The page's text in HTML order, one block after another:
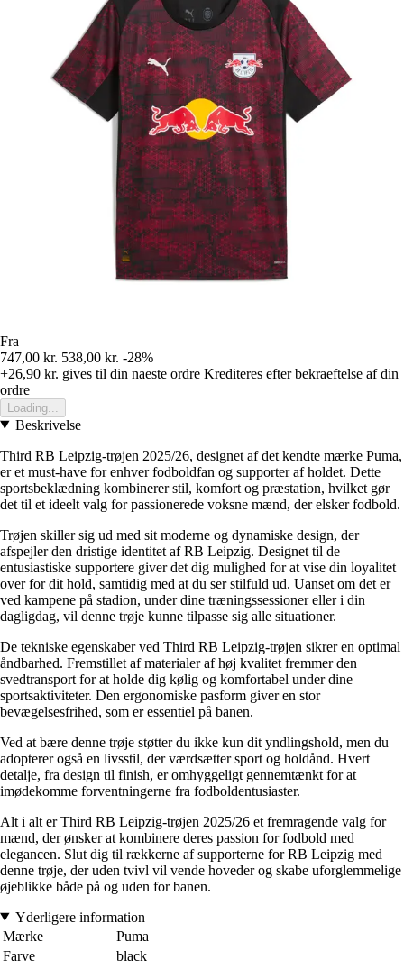
Fra
747,00 kr. 538,00 kr. -28%
+26,90 kr. gives til din naeste ordre Krediteres efter bekraeftelse af din
ordre
Loading...
Beskrivelse
Third RB Leipzig-trøjen 2025/26, designet af det kendte mærke Puma,
er et must-have for enhver fodboldfan og supporter af holdet. Dette
sportsbeklædning kombinerer stil, komfort og præstation, hvilket gør
det til et ideelt valg for passionerede voksne mænd, der elsker fodbold.
Trøjen skiller sig ud med sit moderne og dynamiske design, der
afspejler den dristige identitet af RB Leipzig. Designet til de
entusiastiske supportere giver det dig mulighed for at vise din loyalitet
over for dit hold, samtidig med at du ser stilfuld ud. Uanset om det er
ved kampene på stadion, under dine træningssessioner eller i din
dagligdag, vil denne trøje kunne tilpasse sig alle situationer.
De tekniske egenskaber ved Third RB Leipzig-trøjen sikrer en optimal
åndbarhed. Fremstillet af materialer af høj kvalitet fremmer den
svedtransport for at holde dig kølig og komfortabel under dine
sportsaktiviteter. Den ergonomiske pasform giver en stor
bevægelsesfrihed, som er essentiel på banen.
Ved at bære denne trøje støtter du ikke kun dit yndlingshold, men du
adopterer også en livsstil, der værdsætter sport og holdånd. Hvert
detalje, fra design til finish, er omhyggeligt gennemtænkt for at
imødekomme forventningerne fra fodboldentusiaster.
Alt i alt er Third RB Leipzig-trøjen 2025/26 et fremragende valg for
mænd, der ønsker at kombinere deres passion for fodbold med
elegancen. Slut dig til rækkerne af supporterne for RB Leipzig med
denne trøje, der uden tvivl vil vende hoveder og skabe uforglemmelige
øjeblikke både på og uden for banen.
Yderligere information
Mærke
Puma
Farve
black